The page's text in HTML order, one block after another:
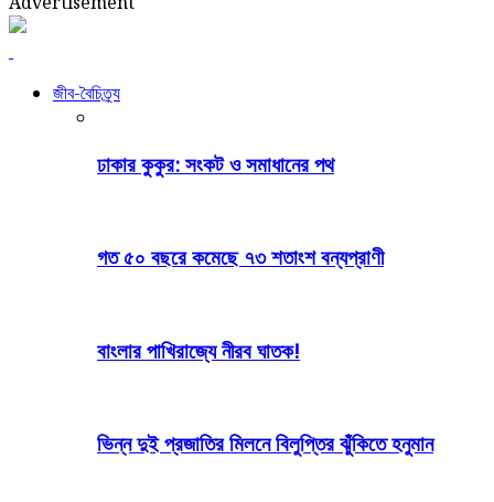
জীব-বৈচিত্র্য
ঢাকার কুকুর: সংকট ও সমাধানের পথ
গত ৫০ বছরে কমেছে ৭৩ শতাংশ বন্যপ্রাণী
বাংলার পাখিরাজ্যে নীরব ঘাতক!
ভিন্ন দুই প্রজাতির মিলনে বিলুপ্তির ঝুঁকিতে হনুমান